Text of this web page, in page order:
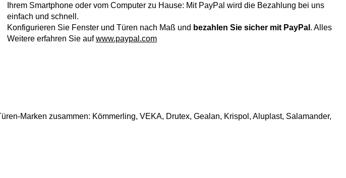
Ihrem Smartphone oder vom Computer zu Hause: Mit PayPal wird die Bezahlung bei uns
einfach und schnell.
Konfigurieren Sie Fenster und Türen nach Maß und bezahlen Sie sicher mit PayPal . Alles
Weitere erfahren Sie aufwww.paypal.com
Marken zusammen: Kömmerling, VEKA, Drutex, Gealan, Krispol, Aluplast, Salamander,